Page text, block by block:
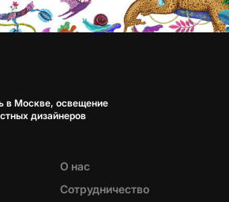
в Москве, освещение
дизайнеров
О нас
Сотрудничество